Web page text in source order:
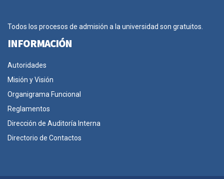
Todos los procesos de admisión a la universidad son gratuitos.
INFORMACIÓN
Autoridades
Misión y Visión
Organigrama Funcional
Reglamentos
Dirección de Auditoría Interna
Directorio de Contactos